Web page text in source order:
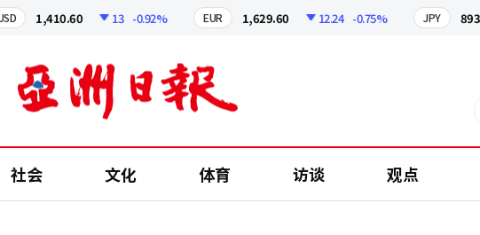
1,410.60 13 -0.92% EUR 1,629.60 12.24 -0.75% JPY 893.38
社会 文化 体育 访谈 观点